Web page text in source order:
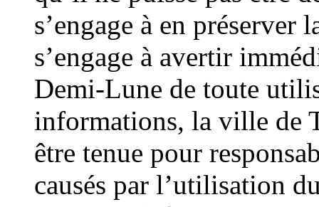
s’engage à en préserver
s’engage à avertir
Demi-Lune de toute
informations, la ville de
être tenue pour
causés par l’utilisation